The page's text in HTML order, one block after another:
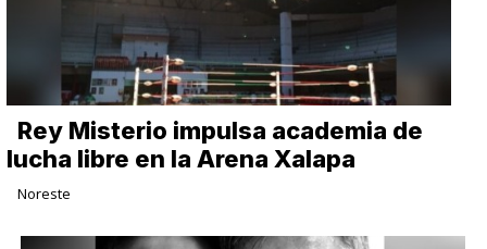
Rey Misterio impulsa academia de
lucha libre en la Arena Xalapa
Noreste